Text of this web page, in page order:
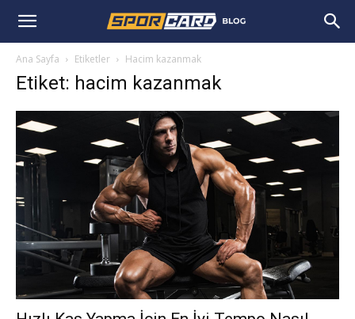
Ana Sayfa Etiketler Hacim kazanmak
Etiket: hacim kazanmak